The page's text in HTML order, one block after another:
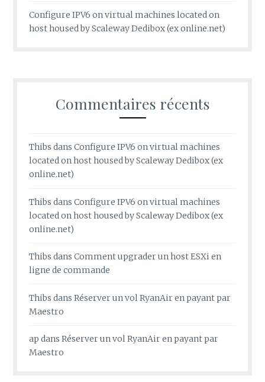
Configure IPV6 on virtual machines located on
host housed by Scaleway Dedibox (ex online.net)
Commentaires récents
Thibs dansConfigure IPV6 on virtual machines
located on host housed by Scaleway Dedibox (ex
online.net)
Thibs dansConfigure IPV6 on virtual machines
located on host housed by Scaleway Dedibox (ex
online.net)
Thibs dansComment upgrader un host ESXi en
ligne de commande
Thibs dansRéserver un vol RyanAir en payant par
Maestro
ap dansRéserver un vol RyanAir en payant par
Maestro